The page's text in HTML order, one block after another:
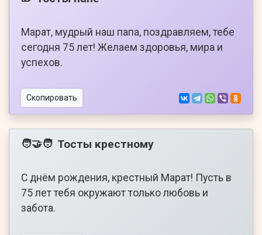
Марат, мудрый наш папа, поздравляем, тебе
сегодня 75 лет! Желаем здоровья, мира и
успехов.
Скопировать
🧑‍🤝‍🧑 Тосты крестному
С днём рождения, крестный Марат! Пусть в
75 лет тебя окружают только любовь и
забота.